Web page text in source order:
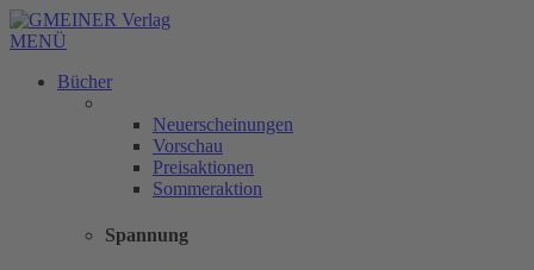
MENÜ
Bücher
Neuerscheinungen
Vorschau
Preisaktionen
Sommeraktion
Spannung